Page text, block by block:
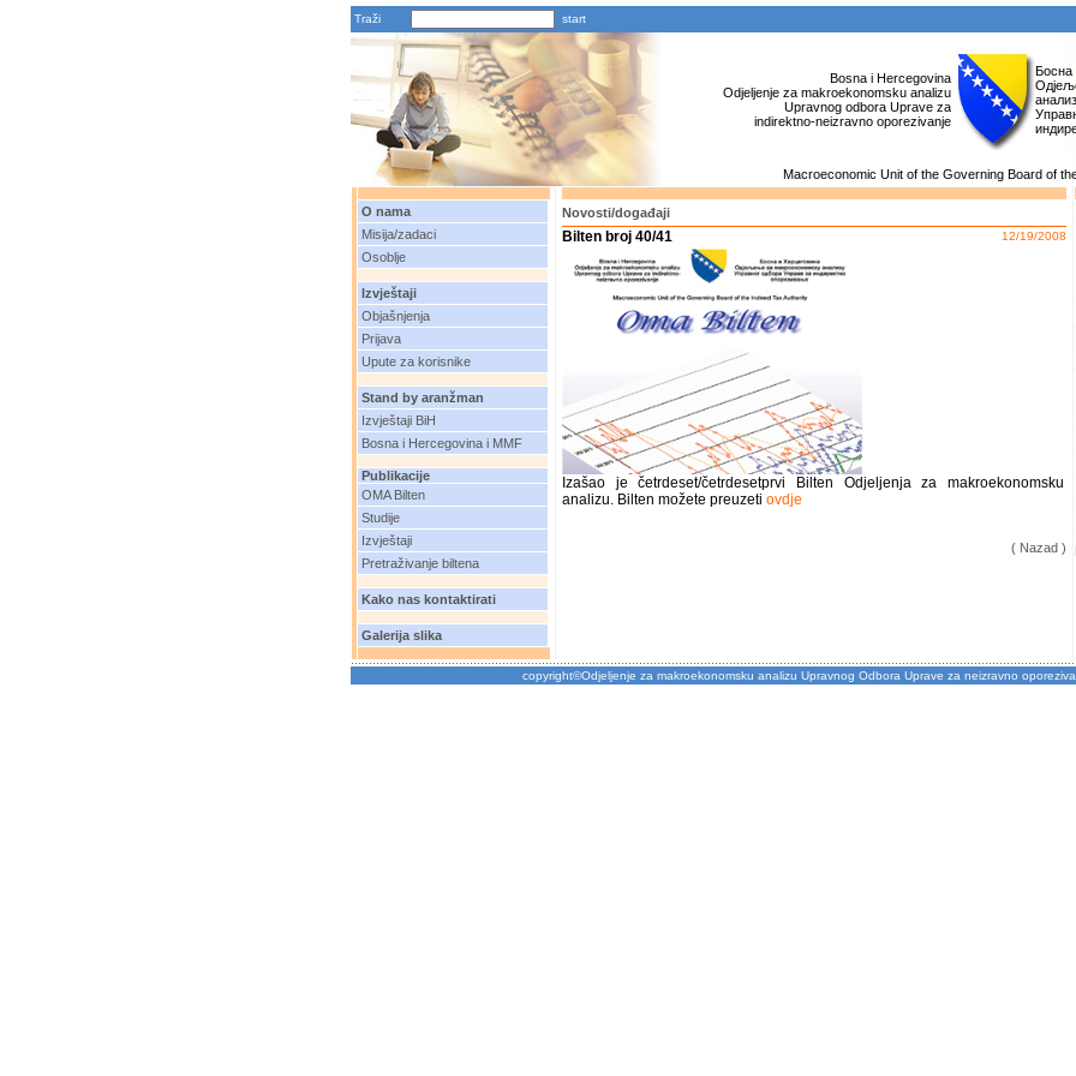
Traži
Bosna i Hercegovina
Odjeljenje za makroekonomsku analizu
Upravnog odbora Uprave za
indirektno-neizravno oporezivanje
Босна
Macroeconomic Unit of the Governing Board of
O nama
Misija/zadaci
Osoblje
Izvještaji
Objašnjenja
Prijava
Upute za korisnike
Stand by aranžman
Izvještaji BiH
Bosna i Hercegovina i MMF
Publikacije
OMA Bilten
Studije
Izvještaji
Pretraživanje biltena
Kako nas kontaktirati
Galerija slika
Novosti/događaji
Bilten broj 40/41 12/19/2008
Izašao je četrdeset/četrdesetprvi Bilten Odjeljenja za makroekonomsku
analizu. Bilten možete preuzeti ovdje
( Nazad )
copyright©Odjeljenje za makroekonomsku analizu Upravnog Odbora Uprave za neizravno